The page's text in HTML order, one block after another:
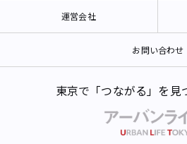
運営会社
お問い合わせ
東京で「つながる」を見